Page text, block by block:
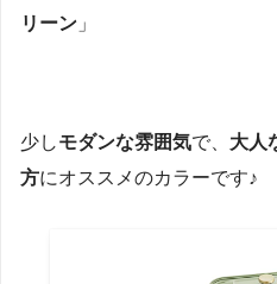
リーン 」
少しモダンな雰囲気で、 大人
方にオススメのカラーです♪